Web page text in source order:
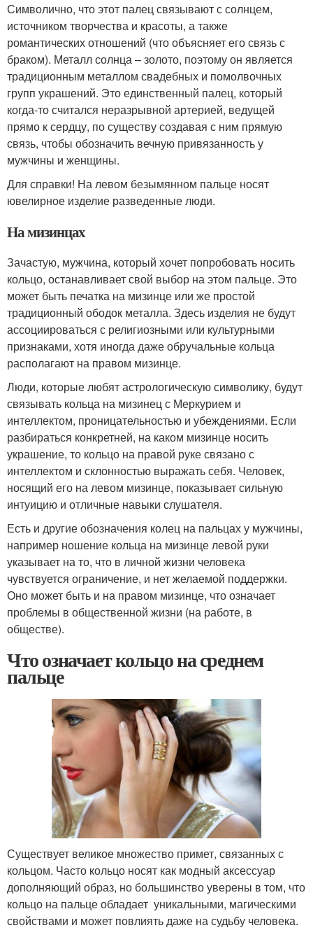
Символично, что этот палец связывают с солнцем,
источником творчества и красоты, а также
романтических отношений (что объясняет его связь с
браком). Металл солнца – золото, поэтому он является
традиционным металлом свадебных и помолвочных
групп украшений. Это единственный палец, который
когда-то считался неразрывной артерией, ведущей
прямо к сердцу, по существу создавая с ним прямую
связь, чтобы обозначить вечную привязанность у
мужчины и женщины.
Для справки! На левом безымянном пальце носят
ювелирное изделие разведенные люди.
На мизинцах
Зачастую, мужчина, который хочет попробовать носить
кольцо, останавливает свой выбор на этом пальце. Это
может быть печатка на мизинце или же простой
традиционный ободок металла. Здесь изделия не будут
ассоциироваться с религиозными или культурными
признаками, хотя иногда даже обручальные кольца
располагают на правом мизинце.
Люди, которые любят астрологическую символику, будут
связывать кольца на мизинец с Меркурием и
интеллектом, проницательностью и убеждениями. Если
разбираться конкретней, на каком мизинце носить
украшение, то кольцо на правой руке связано с
интеллектом и склонностью выражать себя. Человек,
носящий его на левом мизинце, показывает сильную
интуицию и отличные навыки слушателя.
Есть и другие обозначения колец на пальцах у мужчины,
например ношение кольца на мизинце левой руки
указывает на то, что в личной жизни человека
чувствуется ограничение, и нет желаемой поддержки.
Оно может быть и на правом мизинце, что означает
проблемы в общественной жизни (на работе, в
обществе).
Что означает кольцо на среднем
пальце
Существует великое множество примет, связанных с
кольцом. Часто кольцо носят как модный аксессуар
дополняющий образ, но большинство уверены в том, что
кольцо на пальце обладает уникальными, магическими
свойствами и может повлиять даже на судьбу человека.